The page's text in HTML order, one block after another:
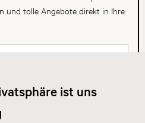
ist uns
und tolle Angebote direkt in Ihre